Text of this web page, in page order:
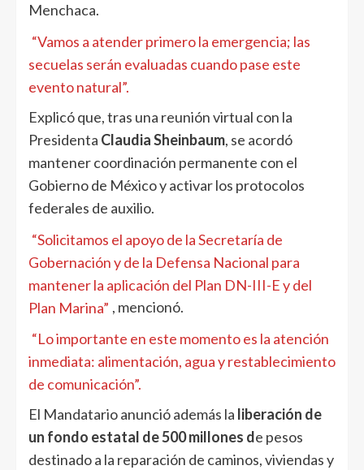
Menchaca.
“Vamos a atender primero la emergencia; las
secuelas serán evaluadas cuando pase este
evento natural”.
Explicó que, tras una reunión virtual con la
Presidenta Claudia Sheinbaum, se acordó
mantener coordinación permanente con el
Gobierno de México y activar los protocolos
federales de auxilio.
“Solicitamos el apoyo de la Secretaría de
Gobernación y de la Defensa Nacional para
mantener la aplicación del Plan DN-III-E y del
Plan Marina” , mencionó.
“Lo importante en este momento es la atención
inmediata: alimentación, agua y restablecimiento
de comunicación”.
El Mandatario anunció además la liberación de
un fondo estatal de 500 millones de pesos
destinado a la reparación de caminos, viviendas y